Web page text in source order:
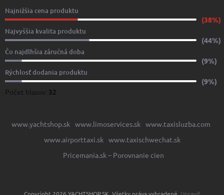
Najnižšia cena produktu
(38%)
Najvyššia kvalita produktu
(44%)
Čo najdlhšia záručná doba
(9%)
Rýchlosť dodania produktu
(9%)
Počet hlasov: 32
www.yachtshop.sk www.limoservices.sk www.taxisluzba.com
www.airporttaxi.sk www.taxischwechat.sk
Pricemania.sk – Porovnanie cien